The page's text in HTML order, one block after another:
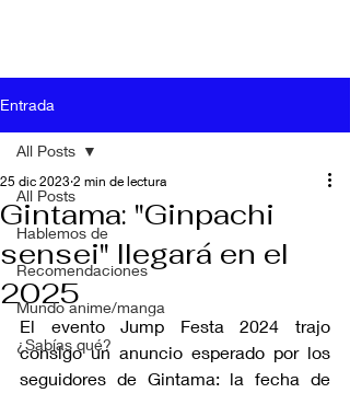
Entrada
All Posts
Hablemos de
Recomendaciones
Mundo anime/manga
¿Sabías qué?
All Posts
Gintama: "Ginpachi
sensei" llegará en el
2025
25 dic 2023 2 min de lectura
El evento Jump Festa 2024 trajo
consigo un anuncio esperado por los
seguidores de Gintama: la fecha de